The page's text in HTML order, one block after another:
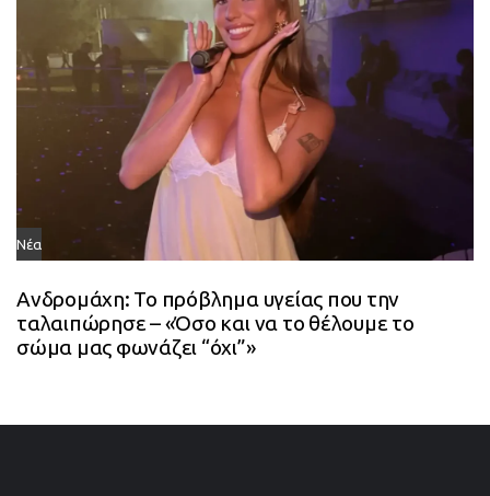
Νέα
Ανδρομάχη: Το πρόβλημα υγείας που την
ταλαιπώρησε – «Όσο και να το θέλουμε το
σώμα μας φωνάζει “όχι”»